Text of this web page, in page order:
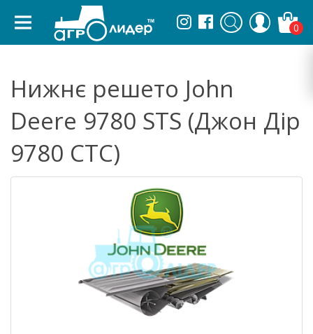
0
Нижнє решето John
Deere 9780 STS (Джон Дір
9780 СТС)